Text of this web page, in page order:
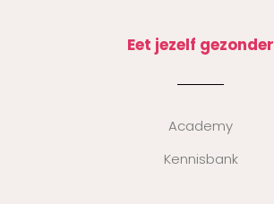
Eet jezelf gezonder
Academy
Kennisbank